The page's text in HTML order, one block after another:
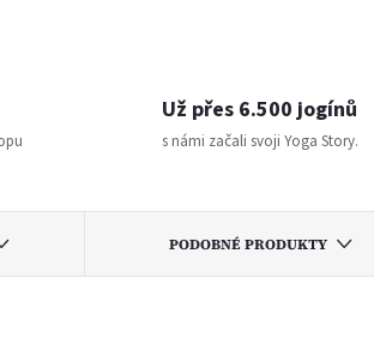
Už přes 6.500 jogínů
s námi začali svoji Yoga Story.
PODOBNÉ PRODUKTY